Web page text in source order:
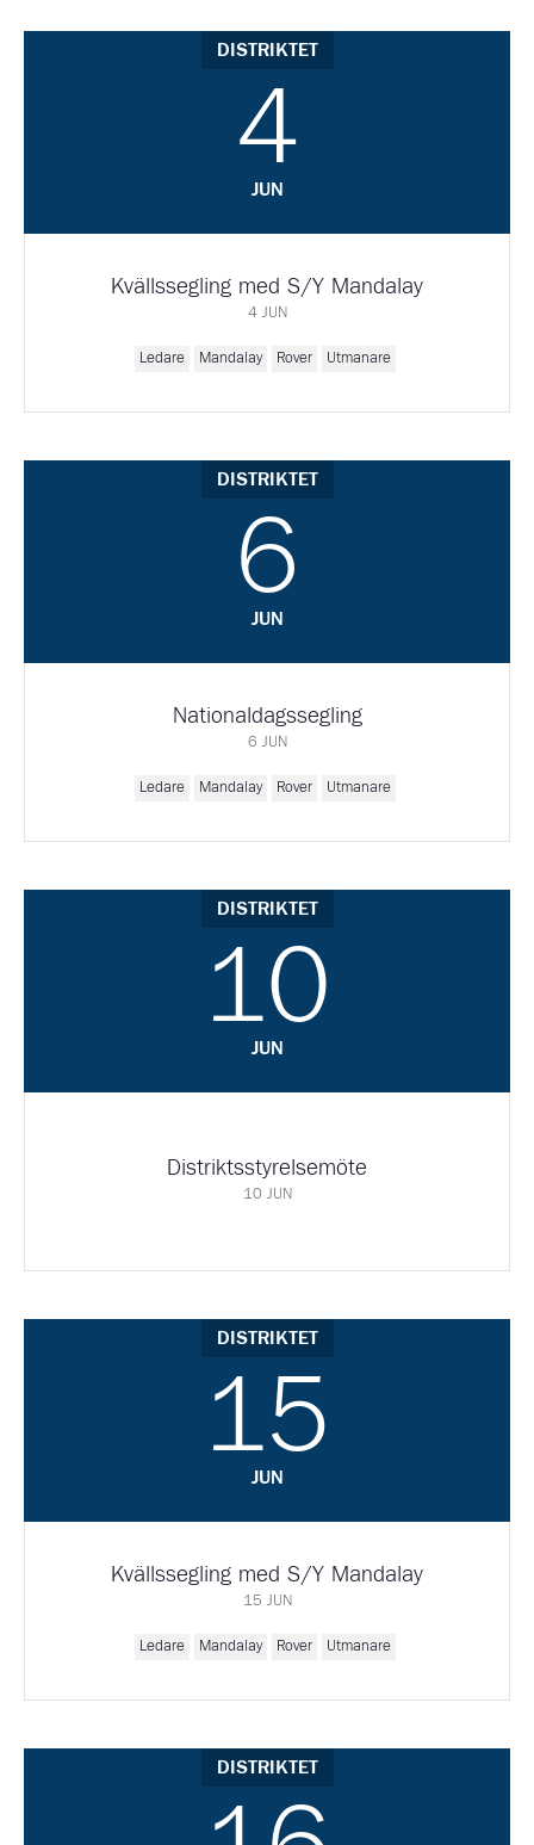
DISTRIKTET
4
JUN
Kvällssegling med S/Y Mandalay
4 JUN
Ledare Mandalay Rover Utmanare
DISTRIKTET
6
JUN
Nationaldagssegling
6 JUN
Ledare Mandalay Rover Utmanare
DISTRIKTET
10
JUN
Distriktsstyrelsemöte
10 JUN
DISTRIKTET
15
JUN
Kvällssegling med S/Y Mandalay
15 JUN
Ledare Mandalay Rover Utmanare
DISTRIKTET